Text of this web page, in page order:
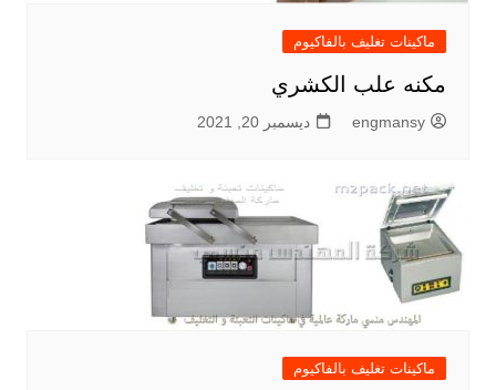
ماكينات تغليف بالفاكيوم
مكنه علب الكشري
engmansy ديسمبر 20, 2021
ماكينات تغليف بالفاكيوم